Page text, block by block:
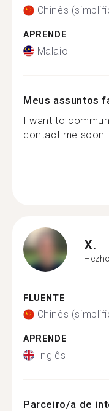
Chinês
APRENDE
Malaio
Meus assuntos
I want to
contact me soon...
X.
FLUENTE
Chinês
APRENDE
Inglês
Parceiro/a de